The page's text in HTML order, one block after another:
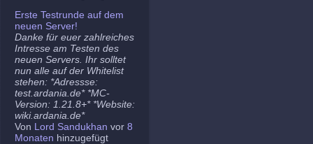
Erste Testrunde auf dem
neuen Server!
Danke für euer zahlreiches
Intresse am Testen des
neuen Servers. Ihr solltet
nun alle auf der Whitelist
stehen: *Adressse:
test.ardania.de* *MC-
Version: 1.21.8+* *Website:
wiki.ardania.de*
Von Lord Sandukhan vor 8
Monaten hinzugefügt